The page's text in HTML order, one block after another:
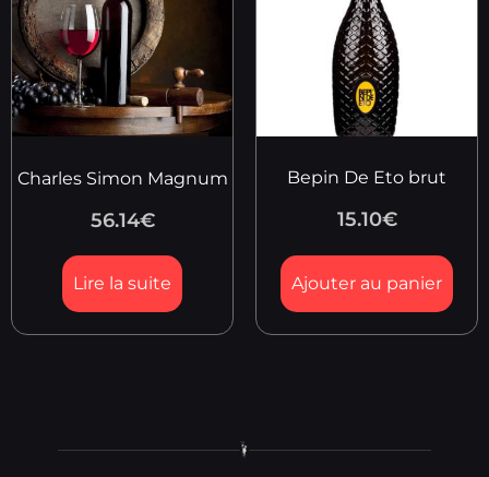
Charles Simon Magnum
56.14€
Lire la suite
Bepin De Eto brut
15.10€
Ajouter au panier